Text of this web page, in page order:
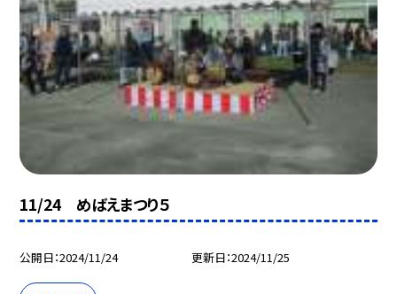
11/24 めばえまつり５
公開日 2024/11/24 更新日 2024/11/25